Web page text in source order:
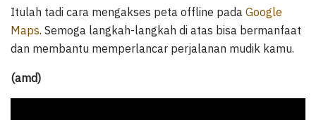
Itulah tadi cara mengakses peta offline pada Google
Maps. Semoga langkah-langkah di atas bisa bermanfaat
dan membantu memperlancar perjalanan mudik kamu.
(amd)